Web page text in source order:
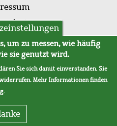
um zu messen, wie häufig
sie genutzt wird.
Sie sich damit einverstanden. Sie
Mehr Informationen finden
.